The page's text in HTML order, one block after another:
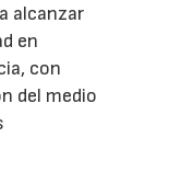
alcanzar
en
con
del medio